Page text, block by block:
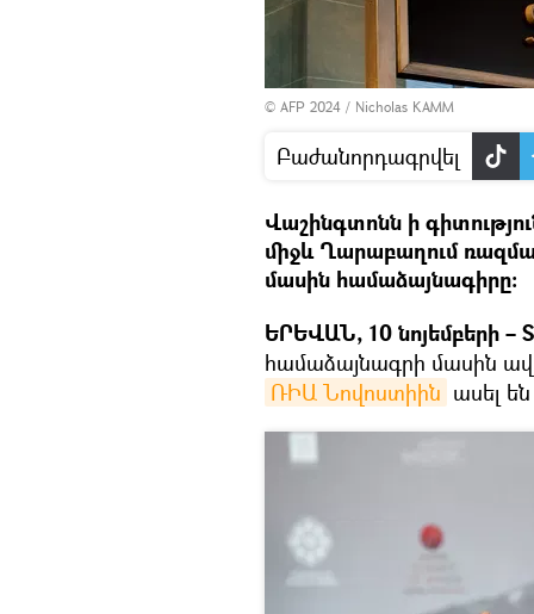
© AFP 2024 / Nicholas KAMM
Բաժանորդագրվել
Վաշինգտոնն ի
միջև Ղարաբաղում
մասին համաձայնագիրը։
ԵՐԵՎԱՆ, 10 նոյեմբերի –
համաձայնագրի մասին
ՌԻԱ Նովոստիին ասել